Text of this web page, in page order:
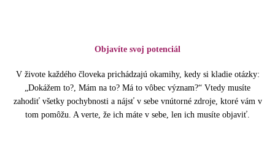
Objavíte svoj potenciál
V živote každého človeka prichádzajú okamihy, kedy si kladie otázky:
„Dokážem to?, Mám na to? Má to vôbec význam?“ Vtedy musíte
zahodiť všetky pochybnosti a nájsť v sebe vnútorné zdroje, ktoré vám v
tom pomôžu. A verte, že ich máte v sebe, len ich musíte objaviť.